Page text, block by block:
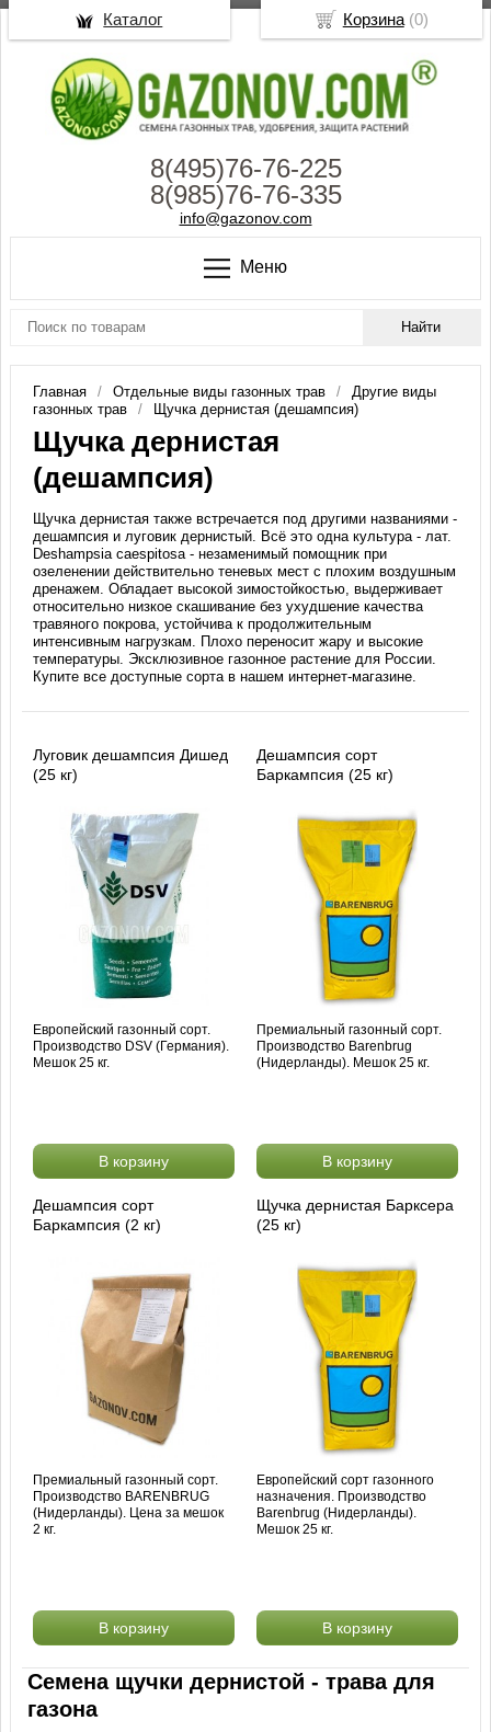
8(495)76-76-225
8(985)76-76-335
info@gazonov.com
Меню
Главная Отдельные виды газонных трав
Другие виды
газонных трав
Щучка дернистая (дешампсия)
Щучка дернистая
(дешампсия)
Щучка дернистая также встречается под другими названиями -
дешампсия и луговик дернистый. Всё это одна культура - лат.
Deshampsia caespitosa - незаменимый помощник при
озеленении действительно теневых мест с плохим воздушным
дренажем. Обладает высокой зимостойкостью, выдерживает
относительно низкое скашивание без ухудшение качества
травяного покрова, устойчива к продолжительным
интенсивным нагрузкам. Плохо переносит жару и высокие
температуры. Эксклюзивное газонное растение для России.
Купите все доступные сорта в нашем интернет-магазине.
Луговик дешампсия Дишед
(25 кг)
Европейский газонный сорт.
Производство DSV (Германия).
Мешок 25 кг.
В корзину
Дешампсия сорт
Баркампсия (25 кг)
Премиальный газонный сорт.
Производство Barenbrug
(Нидерланды). Мешок 25 кг.
В корзину
Дешампсия сорт
Баркампсия (2 кг)
Премиальный газонный сорт.
Производство BARENBRUG
(Нидерланды). Цена за мешок
2 кг.
В корзину
Щучка дернистая Барксера
(25 кг)
Европейский сорт газонного
назначения. Производство
Barenbrug (Нидерланды).
Мешок 25 кг.
В корзину
Семена щучки дернистой - трава для
газона
Корзина(0)
Каталог